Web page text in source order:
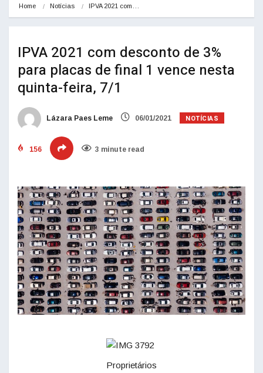
Home Notícias IPVA 2021 com…
IPVA 2021 com desconto de 3%
para placas de final 1 vence nesta
quinta-feira, 7/1
Lázara Paes Leme 06/01/2021 NOTÍCIAS
156 3 minute read
Proprietários